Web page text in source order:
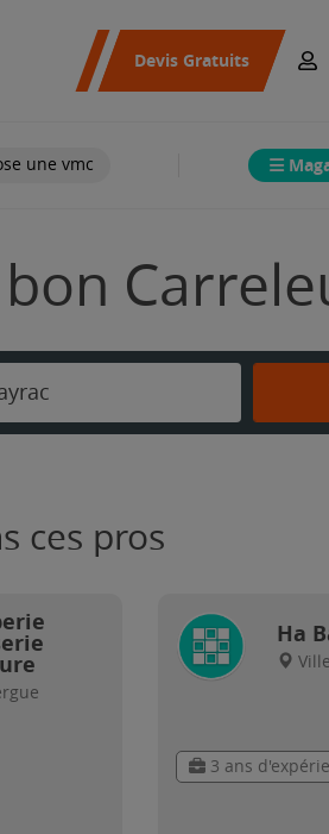
Devis Gratuits
une vmc
ces pros
Ha
3 ans